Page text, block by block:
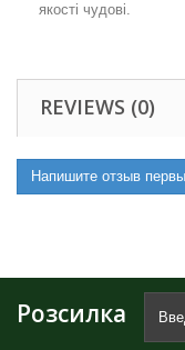
якості чудові.
REVIEWS (0)
Напишите отзыв
Розсилка